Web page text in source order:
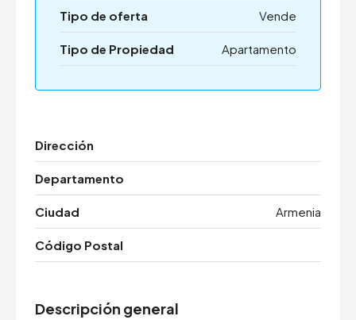
Tipo de oferta Vende
Tipo de Propiedad Apartamento
Dirección
Departamento
Ciudad Armenia
Código Postal
Descripción general